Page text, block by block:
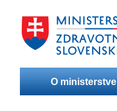
O ministerstve